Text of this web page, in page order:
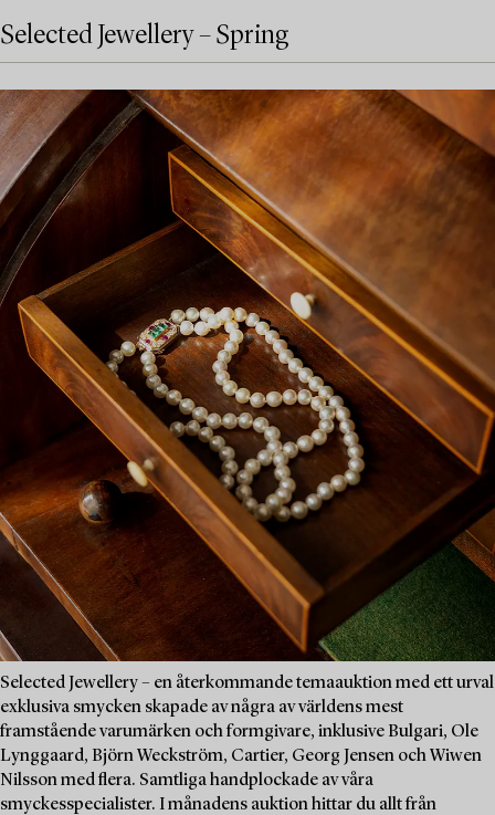
Selected Jewellery – Spring
Selected Jewellery – en återkommande temaauktion med ett urval
exklusiva smycken skapade av några av världens mest
framstående varumärken och formgivare, inklusive Bulgari, Ole
Lynggaard, Björn Weckström, Cartier, Georg Jensen och Wiwen
Nilsson med flera. Samtliga handplockade av våra
smyckesspecialister. I månadens auktion hittar du allt från